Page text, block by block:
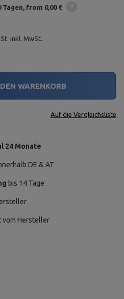
Tagen from 0,00 €
St. inkl. MwSt.
WARENKORB
Auf die Vergleichsliste
24 Monate
DE & AT
bis 14 Tage
vom Hersteller